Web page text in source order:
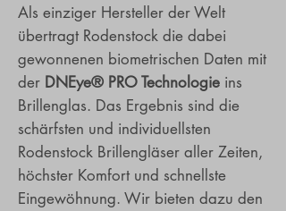
Als einziger Hersteller der Welt
übertragt Rodenstock die dabei
gewonnenen biometrischen Daten mit
der DNEye® PRO Technologie ins
Brillenglas. Das Ergebnis sind die
schärfsten und individuellsten
Rodenstock Brillengläser aller Zeiten,
höchster Komfort und schnellste
Eingewöhnung. Wir bieten dazu den